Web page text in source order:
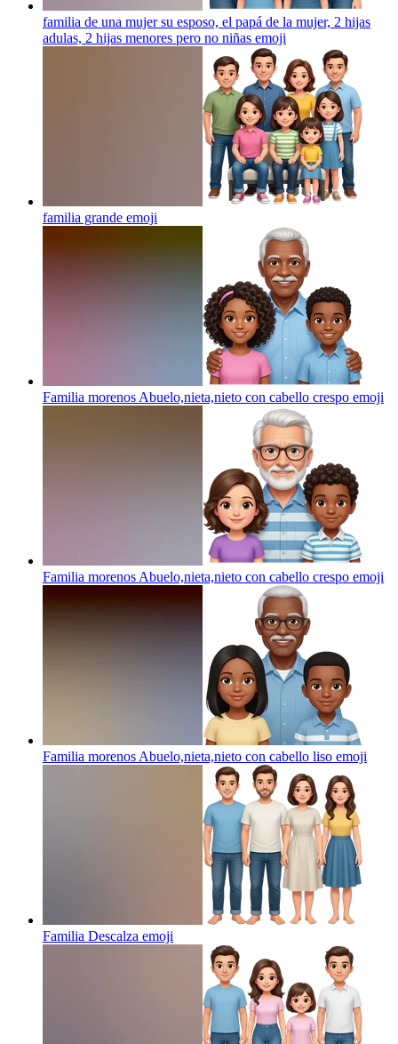
familia de una mujer su esposo, el papá de la mujer, 2 hijas
adulas, 2 hijas menores pero no niñas emoji
familia grande emoji
Familia morenos Abuelo,nieta,nieto con cabello crespo emoji
Familia morenos Abuelo,nieta,nieto con cabello crespo emoji
Familia morenos Abuelo,nieta,nieto con cabello liso emoji
Familia Descalza emoji